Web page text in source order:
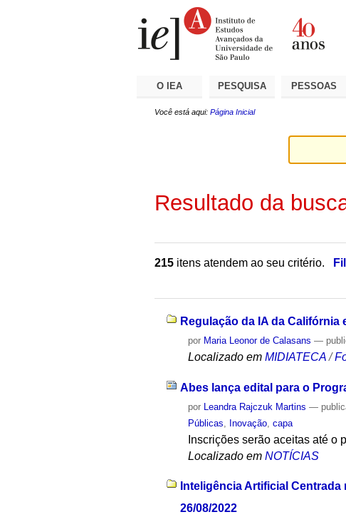
O IEA PESQUISA PESSOAS
Você está aqui: Página Inicial
Resultado da
215 itens atendem ao seu critério.
Regulação da IA da
por Maria Leonor de Calasans —
Localizado em MIDIATECA /
Abes lança edital para o
por Leandra Rajczuk Martins —
Públicas
Inovação ,capa
Inscrições serão aceitas até o
Localizado em NOTÍCIAS
Inteligência Artificial
26/08/2022